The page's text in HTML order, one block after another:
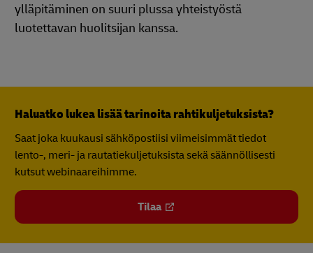
ylläpitäminen on suuri plussa yhteistyöstä
luotettavan huolitsijan kanssa.
Haluatko lukea lisää tarinoita rahtikuljetuksista?
Saat joka kuukausi sähköpostiisi viimeisimmät tiedot
lento-, meri- ja rautatiekuljetuksista sekä säännöllisesti
kutsut webinaareihimme.
Tilaa